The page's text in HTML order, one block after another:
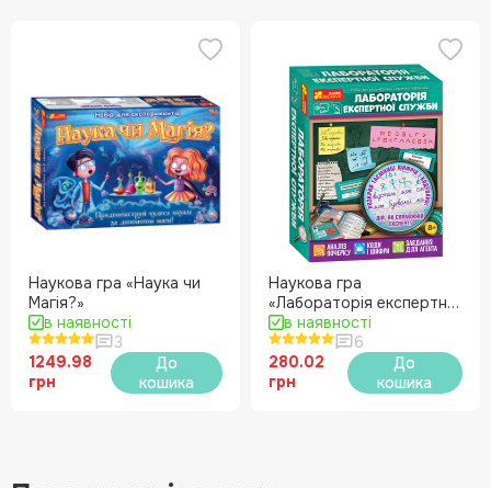
Наукова гра «Наука чи
Магія?»
в наявності
3
1249.98
грн
До
кошика
Наукова гра
«Лабораторія експертної
служби»
в наявності
6
280.02
грн
До
кошика